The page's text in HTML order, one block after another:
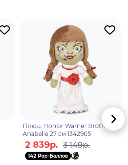
это дикое животное,
выдрам, они будут
трюки с ракушкой.
изначально находятся
в угол монстрами. Если
игрока к сундуку.
Плюш Horror Warner Brothers
Anabelle 27 см 1342905
2 839р. 3 149р.
142 Pop-Баллов